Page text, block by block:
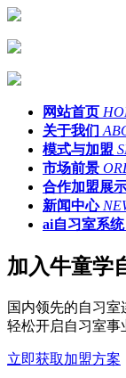
网站首页
关于我们
模式与加盟
市场前景
合作加盟展
新闻中心
ai自习室系统
加入牛童学
国内领先的自习
轻松开启自习室事
立即获取加盟方案